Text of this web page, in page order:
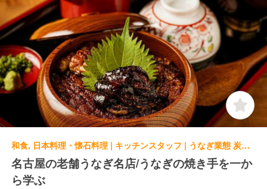
和食, 日本料理・懐石料理 | キッチンスタッフ | うなぎ業態 炭焼うな富士 大丸京都店
名古屋の老舗うなぎ名店/うなぎの焼き手を一か
ら学ぶ